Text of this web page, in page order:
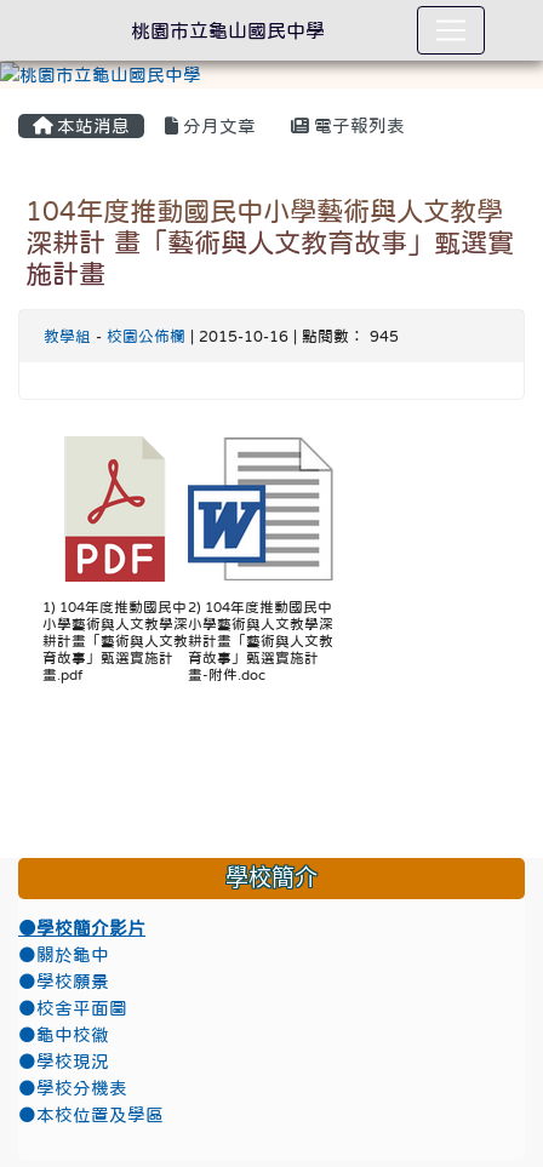
本站消息 分月文章 電子報列表
104年度推動國民中小學藝術與人文教學
深耕計 畫「藝術與人文教育故事」甄選實
施計畫
教學組 - 校園公佈欄 | 2015-10-16 | 點閱數： 945
1) 104年度推動國民中
小學藝術與人文教學深
耕計畫「藝術與人文教
育故事」甄選實施計
畫.pdf
2) 104年度推動國民中
小學藝術與人文教學深
耕計畫「藝術與人文教
育故事」甄選實施計
畫-附件.doc
學校簡介
●學校簡介影片
●關於龜中
●學校願景
●校舍平面圖
●龜中校徽
●學校現況
●學校分機表
●本校位置及學區
桃園市立龜山國民中學